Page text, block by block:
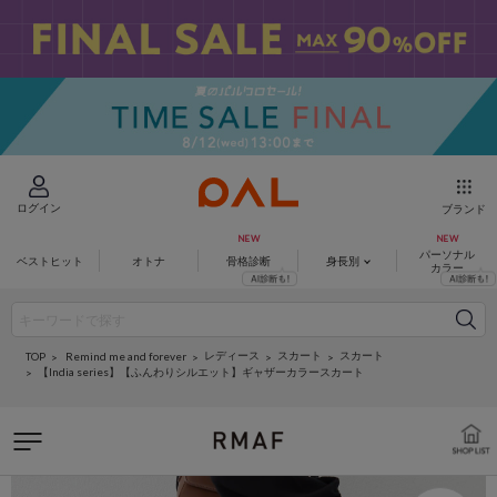
ログイン ブランド
ベストヒット オトナ 骨格診断 身長別
パーソナル
カラー
TOP Remind me and forever レディース スカート
スカート
【India series】【ふんわりシルエット】ギャザーカラースカート